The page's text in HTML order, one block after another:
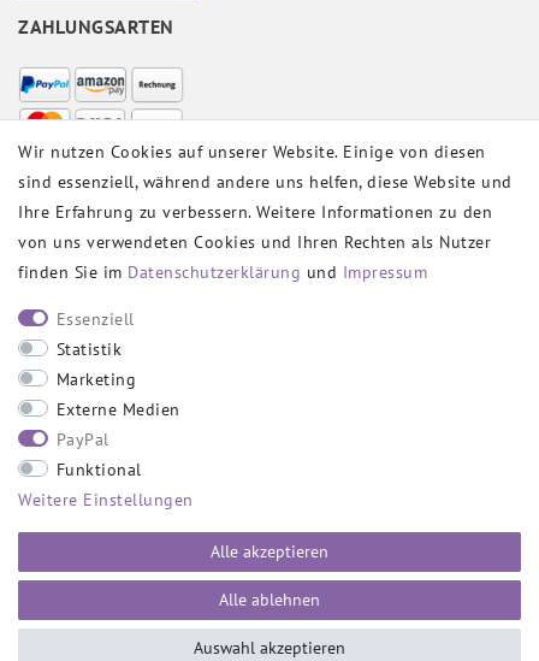
ZAHLUNGSARTEN
VERSANDPARTNER
SOCIAL
SICHER EINKAUFEN
Wir nutzen Cookies auf unserer Website. Einige von diesen
sind essenziell, während andere uns helfen, diese Website und
Ihre Erfahrung zu verbessern. Weitere Informationen zu den
von uns verwendeten Cookies und Ihren Rechten als Nutzer
finden Sie im Daten­schutz­erklärung und Impressum
Essenziell
Statistik
Marketing
Externe Medien
PayPal
Funktional
Weitere Einstellungen
Alle akzeptieren
Alle ablehnen
Auswahl akzeptieren